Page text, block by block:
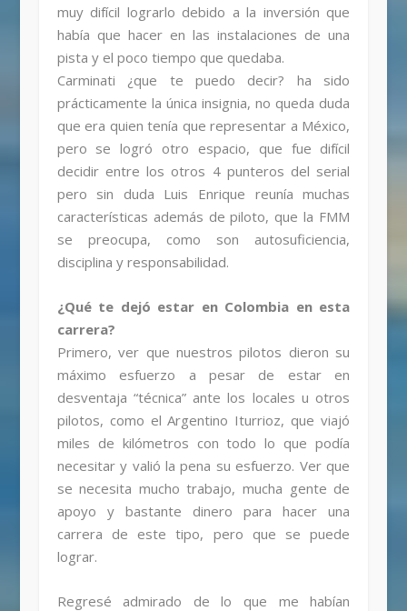
muy difícil lograrlo debido a la inversión que
había que hacer en las instalaciones de una
pista y el poco tiempo que quedaba.
Carminati ¿que te puedo decir? ha sido
prácticamente la única insignia, no queda duda
que era quien tenía que representar a México,
pero se logró otro espacio, que fue difícil
decidir entre los otros 4 punteros del serial
pero sin duda Luis Enrique reunía muchas
características además de piloto, que la FMM
se preocupa, como son autosuficiencia,
disciplina y responsabilidad.
¿Qué te dejó estar en Colombia en esta
carrera?
Primero, ver que nuestros pilotos dieron su
máximo esfuerzo a pesar de estar en
desventaja “técnica” ante los locales u otros
pilotos, como el Argentino Iturrioz, que viajó
miles de kilómetros con todo lo que podía
necesitar y valió la pena su esfuerzo. Ver que
se necesita mucho trabajo, mucha gente de
apoyo y bastante dinero para hacer una
carrera de este tipo, pero que se puede
lograr.
Regresé admirado de lo que me habían